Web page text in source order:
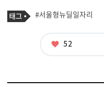
기
사
태
그
#서울형뉴딜일자리
좋
52